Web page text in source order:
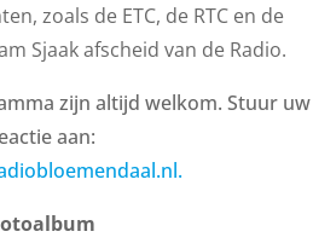
zoals de ETC, de RTC en de
Sjaak afscheid van de Radio.
zijn altijd welkom. Stuur uw
aan: